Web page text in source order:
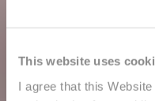
This website uses
I agree that this